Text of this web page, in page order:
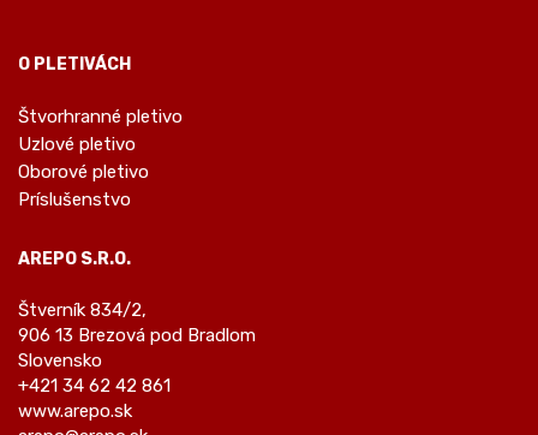
O PLETIVÁCH
Štvorhranné pletivo
Uzlové pletivo
Oborové pletivo
Príslušenstvo
AREPO S.R.O.
Štverník 834/2,
906 13 Brezová pod Bradlom
Slovensko
+421 34 62 42 861
www.arepo.sk